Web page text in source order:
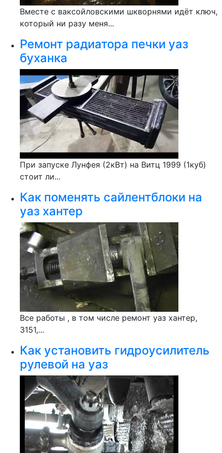
Вместе с ваксойловскими шкворнями идёт ключ,
который ни разу меня...
Ремонт радиатора печки уаз
буханка
При запуске Лунфея (2кВт) на Витц 1999 (1куб)
стоит ли...
Как поменять сайлентблоки на
уаз хантер
Все работы , в том числе ремонт уаз хантер,
3151,...
Как установить гидроусилитель
рулевой на уаз